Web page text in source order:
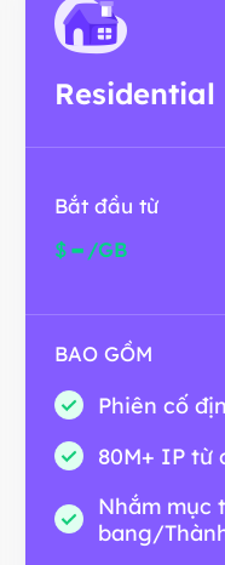
Residential
Bắt đầu từ
$- /GB
BAO GỒM
Phiên cố
80M+ IP từ
Nhắm mục
bang/